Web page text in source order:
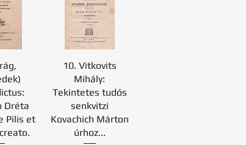
Dréta
Pilis et
10. Vitkovits
Mihály:
Tekintetes tudós
senkvitzi
Kovachich Márton
úrhoz...